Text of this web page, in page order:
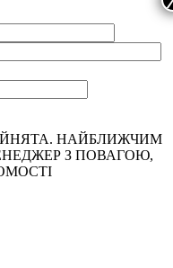
НАЙБЛИЖЧИМ
З ПОВАГОЮ,